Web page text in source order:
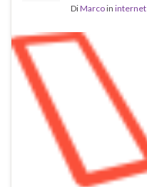
DiMarcoin internet